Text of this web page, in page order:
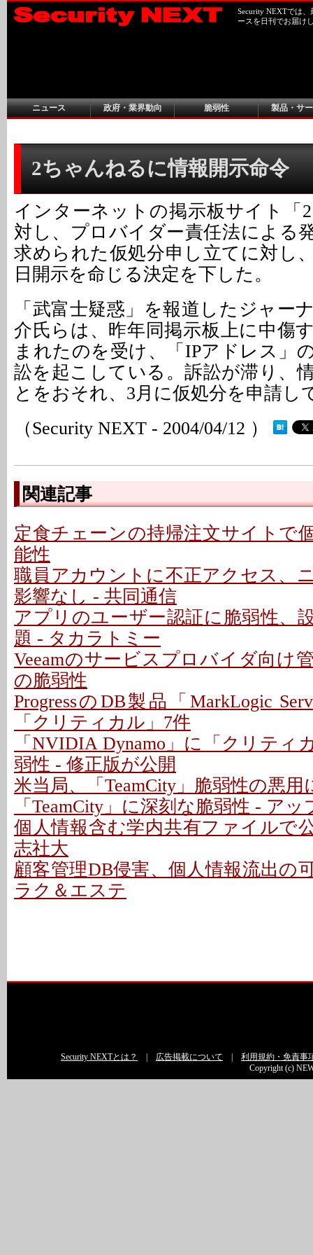
Security NEXTでは
ースを日刊でお届け
ニュース 政府・業界動向 脆弱性 製品・サ
2ちゃんねるに情報開示命令
インターネットの掲示板サイト「
対し、プロバイダー責任法による
求められた仮処分申し立てに対し
日開示を命じる決定を下した。
「武富士疑惑」を報道したジャー
介氏らは、昨年同掲示板上に中傷
まれたのを受け、「IPアドレス」
訟を起こしている。訴訟が滞り、
とをおそれ、3月に仮処分を申請し
（Security NEXT - 2004/04/12 ）
関連記事
定食チェーンの持帰注文サイトで
能性
職員アカウントに不正アクセス、
影響なし - 共同通信
アプリのユーザー認証に脆弱性、
題 - タカラトミー
Veeamのサービスプロバイダ向け
の脆弱性
ProgressのDB製品「MarkLogic
「クリティカル」7件
「NVIDIA Dynamo」に「クリティ
弱性 - 修正版が公開
米当局、「TeamCity」脆弱性の悪用
「TeamCity」に深刻な脆弱性 - ア
個人情報含む学内共有ファイルで
志社大
顧客管理DB侵害、個人情報流出の
ラク＆エステ
Security NEXTとは？ 広告掲載について
利用規約・免責事
Copyright (c)